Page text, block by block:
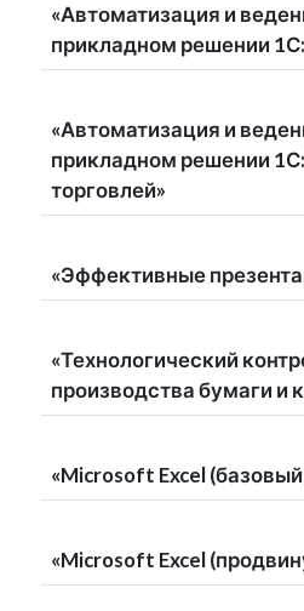
«Автоматизация и
прикладном решении
«Автоматизация и
прикладном решении
торговлей»
«Эффективные
«Технологический
производства бумаги и
«Microsoft Excel
«Microsoft Excel